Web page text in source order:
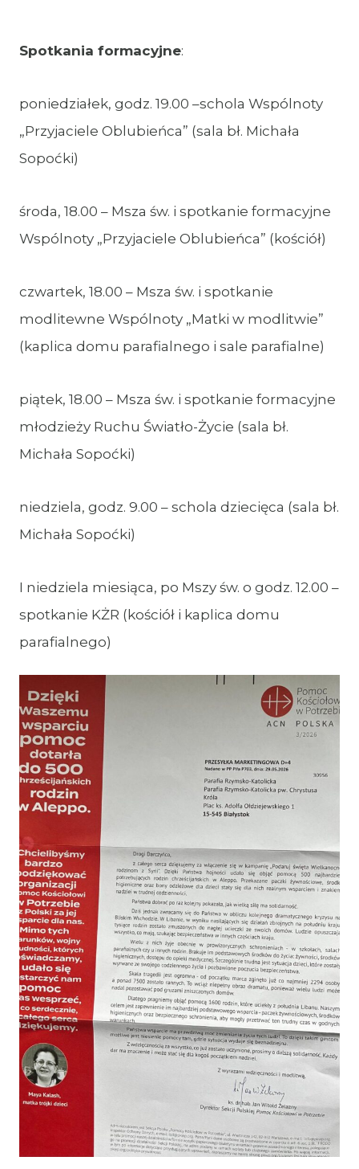
Spotkania formacyjne:
poniedziałek, godz. 19.00 –schola Wspólnoty
„Przyjaciele Oblubieńca” (sala bł. Michała
Sopoćki)
środa, 18.00 – Msza św. i spotkanie formacyjne
Wspólnoty „Przyjaciele Oblubieńca” (kościół)
czwartek, 18.00 – Msza św. i spotkanie
modlitewne Wspólnoty „Matki w modlitwie”
(kaplica domu parafialnego i sale parafialne)
piątek, 18.00 – Msza św. i spotkanie formacyjne
młodzieży Ruchu Światło-Życie (sala bł.
Michała Sopoćki)
niedziela, godz. 9.00 – schola dziecięca (sala bł.
Michała Sopoćki)
I niedziela miesiąca, po Mszy św. o godz. 12.00 –
spotkanie KŻR (kościół i kaplica domu
parafialnego)